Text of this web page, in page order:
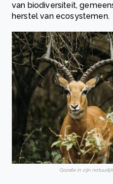
van biodiversiteit,
herstel van ecosystemen.
Gazelle in zijn